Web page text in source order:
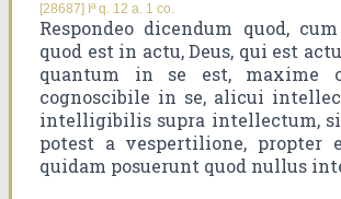
[28687] Iª q. 12 a. 1 co.
Respondeo dicendum quod,
quod est in actu, Deus, qui est
quantum in se est, maxime
cognoscibile in se, alicui
intelligibilis supra intellectum,
potest a vespertilione, propter
quidam posuerunt quod nullus